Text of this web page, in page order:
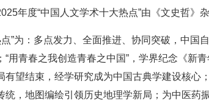
年度“中国人文学术十大热点”由《文史哲》
”为：多点发力、全面推进、协同突破，中国
用青春之我创造青春之中国”，学界纪念《新
有望结束，经学研究成为中国古典学建设核心
，地图编绘引领历史地理学新局；为中医药